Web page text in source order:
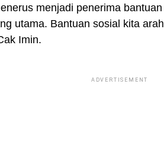
menjadi penerima
utama. Bantuan sosial kita
Imin.
ADVERTISEMENT